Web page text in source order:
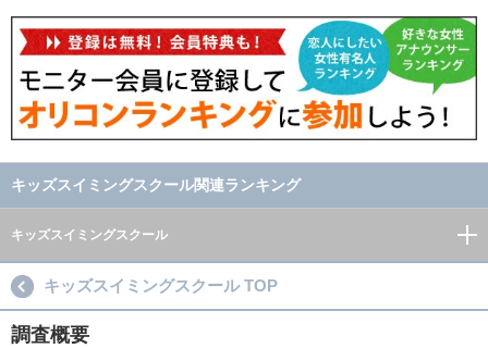
キッズスイミングスクール関連ランキング
キッズスイミングスクール
キッズスイミングスクール TOP
調査概要